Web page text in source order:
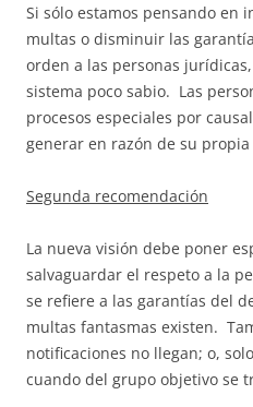
Si sólo estamos pensando en
multas o disminuir las
orden a las personas
sistema poco sabio. Las
procesos especiales por
generar en razón de su
Segunda recomendación
La nueva visión debe poner
salvaguardar el respeto a la
se refiere a las garantías del
multas fantasmas existen.
notificaciones no llegan; o,
cuando del grupo objetivo se